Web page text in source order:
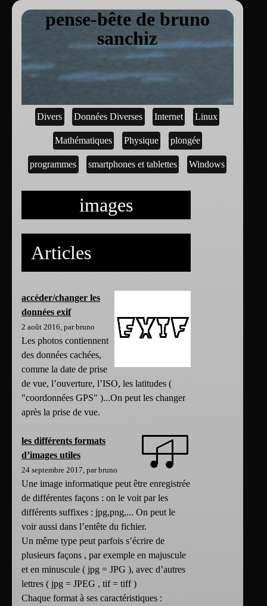
pense-bête de bruno
sanchiz
Divers Données Diverses Internet Linux
Mathématiques Physique plongée
programmes smartphones et tablettes Windows
images
Articles
accéder/changer les
données exif
2 août 2016, par bruno
Les photos contiennent
des données cachées,
comme la date de prise
de vue, l’ouverture, l’ISO, les latitudes (
"coordonnées GPS" )...On peut les changer
après la prise de vue.
les différents formats
d’images utiles
24 septembre 2017, par bruno
Une image informatique peut être enregistrée
de différentes façons : on le voit par les
différents suffixes : jpg,png,... On peut le
voir aussi dans l’entête du fichier.
Un même type peut parfois s’écrire de
plusieurs façons , par exemple en majuscule
et en minuscule ( jpg = JPG ), avec d’autres
lettres ( jpg = JPEG , tif = tiff )
Chaque format à ses caractéristiques :